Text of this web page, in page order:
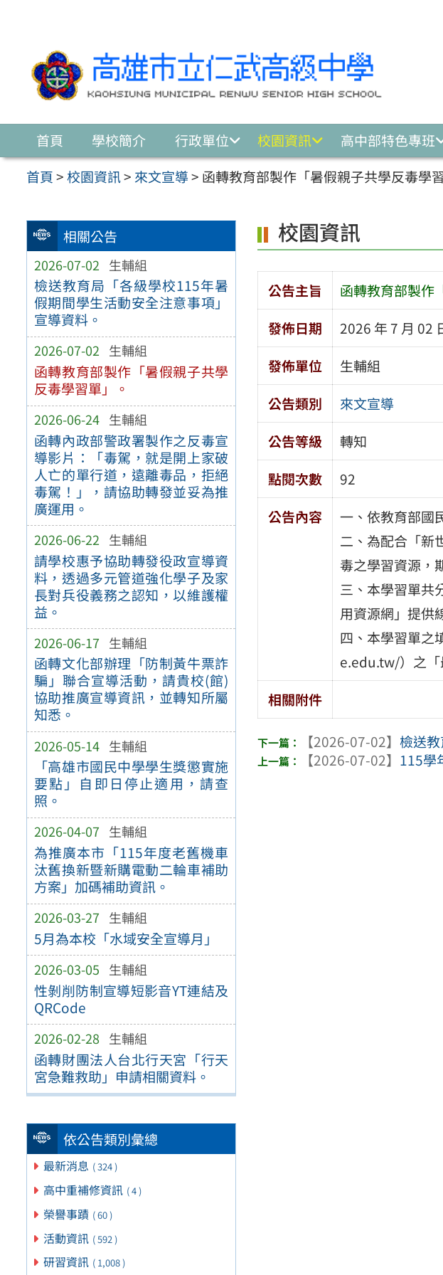
首頁 學校簡介 行政單位 校園資訊 高中部特色專班
首頁>校園資訊> 來文宣導> 函轉教育部製作「暑假親子共學反毒學
相關公告
2026-07-02 生輔組
檢送教育局「各級學校115年暑
假期間學生活動安全注意事項」
宣導資料。
2026-07-02 生輔組
函轉教育部製作「暑假親子共學
反毒學習單」。
2026-06-24 生輔組
函轉內政部警政署製作之反毒宣
導影片：「毒駕，就是開上家破
人亡的單行道，遠離毒品，拒絕
毒駕！」，請協助轉發並妥為推
廣運用。
2026-06-22 生輔組
請學校惠予協助轉發役政宣導資
料，透過多元管道強化學子及家
長對兵役義務之認知，以維護權
益。
2026-06-17 生輔組
函轉文化部辦理「防制黃牛票詐
騙」聯合宣導活動，請貴校(館)
協助推廣宣導資訊，並轉知所屬
知悉。
2026-05-14 生輔組
「高雄市國民中學學生獎懲實施
要點」自即日停止適用，請查
照。
2026-04-07 生輔組
為推廣本市「115年度老舊機車
汰舊換新暨新購電動二輪車補助
方案」加碼補助資訊。
2026-03-27 生輔組
5月為本校「水域安全宣導月」
2026-03-05 生輔組
性剝削防制宣導短影音YT連結及
QRCode
2026-02-28 生輔組
函轉財團法人台北行天宮「行天
宮急難救助」申請相關資料。
依公告類別彙總
最新消息 ( 324 )
高中重補修資訊 ( 4 )
榮譽事蹟 ( 60 )
活動資訊 ( 592 )
研習資訊 ( 1,008 )
校園資訊
公告主旨
函轉教育部製作
發佈日期
2026 年 7 月 02
發佈單位
生輔組
公告類別
來文宣導
公告等級
轉知
點閱次數
92
公告內容
一、依教育部國
二、為配合「新
毒之學習資源，
三、本學習單共
用資源網」提供
四、本學習單之
e.edu.tw/）之「
相關附件
【2026-07-02】 檢送
【2026-07-02】 115學